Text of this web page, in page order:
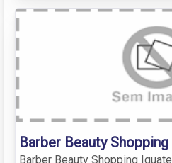
Barber Beauty
Barber Beauty Shopping